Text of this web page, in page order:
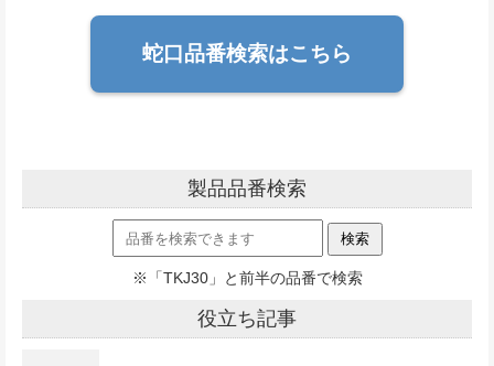
蛇口品番検索はこちら
製品品番検索
※「TKJ30」と前半の品番で検索
役立ち記事